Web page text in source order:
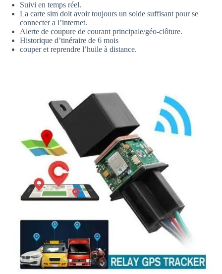
Suivi en temps réel.
La carte sim doit avoir toujours un solde suffisant pour se
connecter a l’internet.
Alerte de coupure de courant principale/géo-clôture.
Historique d’tinéraire de 6 mois
couper et reprendre l’huile à distance.